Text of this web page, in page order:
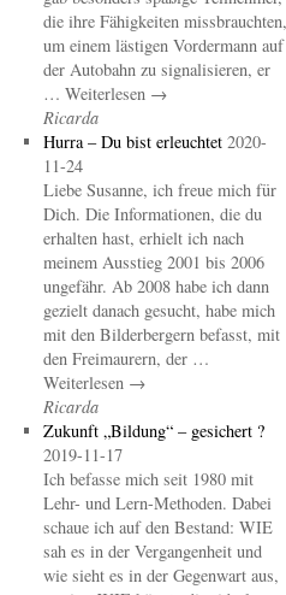
die ihre Fähigkeiten missbrauchten,
um einem lästigen Vordermann auf
der Autobahn zu signalisieren, er
… Weiterlesen →
Ricarda
Hurra – Du bist erleuchtet 2020-
11-24
Liebe Susanne, ich freue mich für
Dich. Die Informationen, die du
erhalten hast, erhielt ich nach
meinem Ausstieg 2001 bis 2006
ungefähr. Ab 2008 habe ich dann
gezielt danach gesucht, habe mich
mit den Bilderbergern befasst, mit
den Freimaurern, der …
Weiterlesen →
Ricarda
Zukunft „Bildung“ – gesichert ?
2019-11-17
Ich befasse mich seit 1980 mit
Lehr- und Lern-Methoden. Dabei
schaue ich auf den Bestand: WIE
sah es in der Vergangenheit und
wie sieht es in der Gegenwart aus,